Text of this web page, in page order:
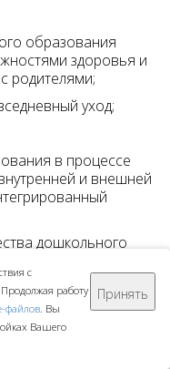
образования
здоровья и
родителями;
уход;
в процессе
и внешней
дошкольного
образования в
с
работу
файлов. Вы
Вашего
Принять